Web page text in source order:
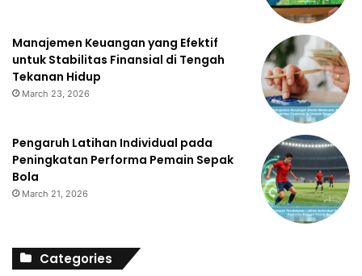
Manajemen Keuangan yang Efektif
untuk Stabilitas Finansial di Tengah
Tekanan Hidup
March 23, 2026
Pengaruh Latihan Individual pada
Peningkatan Performa Pemain Sepak
Bola
March 21, 2026
Categories